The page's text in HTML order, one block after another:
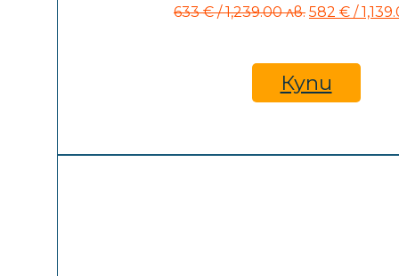
633€ / 1,239.00 лв. Original
633 €
/
1,239.00
582 € /
Купи